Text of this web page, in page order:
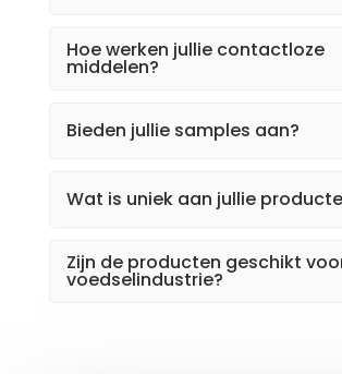
Hoe werken jullie contactloze
middelen?
Bieden jullie samples aan?
Wat is uniek aan jullie
Zijn de producten geschikt
voedselindustrie?